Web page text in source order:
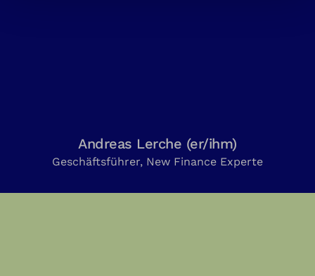
Andreas Lerche (er/ihm)
Geschäftsführer, New Finance Experte